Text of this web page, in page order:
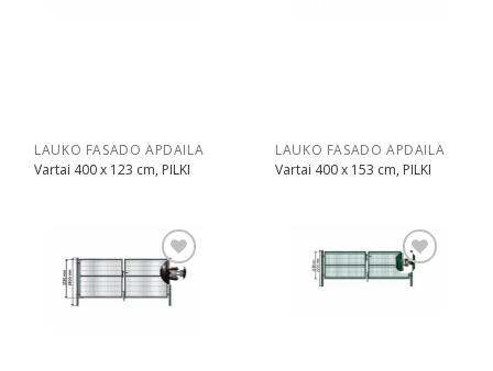
LAUKO FASADO APDAILA
Vartai 400 x 123 cm, PILKI
LAUKO FASADO APDAILA
Vartai 400 x 153 cm, PILKI
Pridėti Pridėti